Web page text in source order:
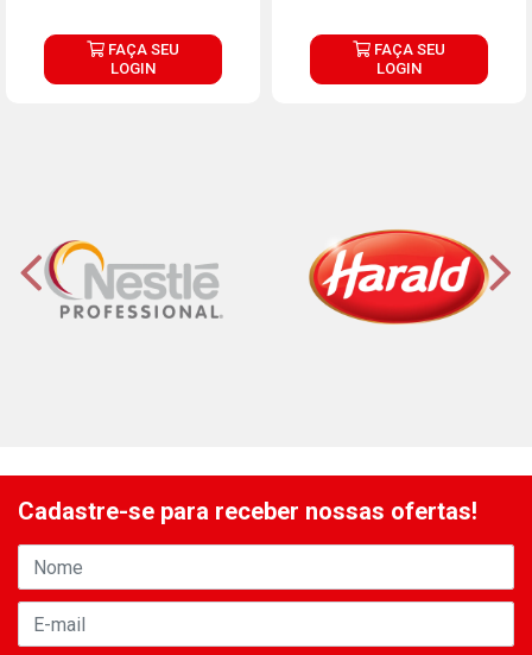
FAÇA SEU
LOGIN
FAÇA SEU
LOGIN
Cadastre-se para receber nossas ofertas!